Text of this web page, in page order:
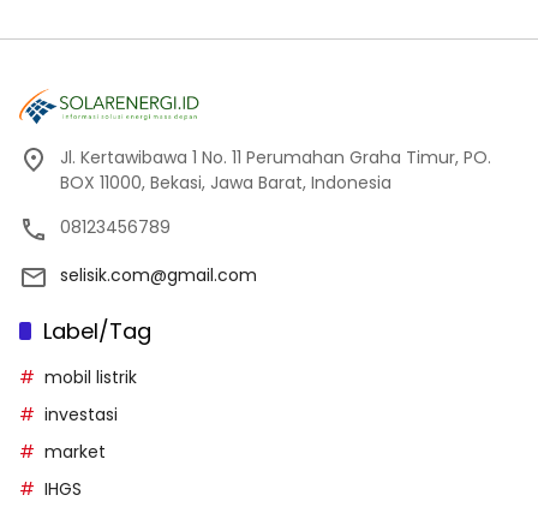
Jl. Kertawibawa 1 No. 11 Perumahan Graha Timur, PO.
BOX 11000, Bekasi, Jawa Barat, Indonesia
08123456789
selisik.com@gmail.com
Label/Tag
mobil listrik
investasi
market
IHGS